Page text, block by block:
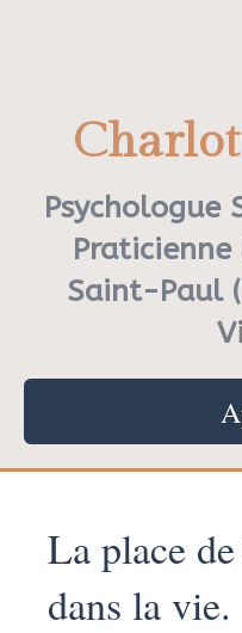
Psychologue
Praticienne
Saint-Paul
La place
dans la vie.